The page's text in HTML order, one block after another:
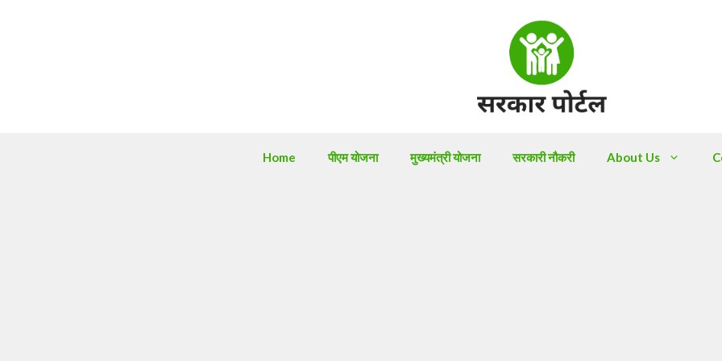
Home पीएम योजना मुख्यमंत्री योजना सरकारी नौकरी About Us